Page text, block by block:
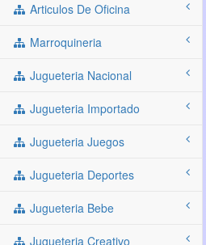
Articulos De Oficina
Marroquineria
Jugueteria Nacional
Jugueteria Importado
Jugueteria Juegos
Jugueteria Deportes
Jugueteria Bebe
Jugueteria Creativo